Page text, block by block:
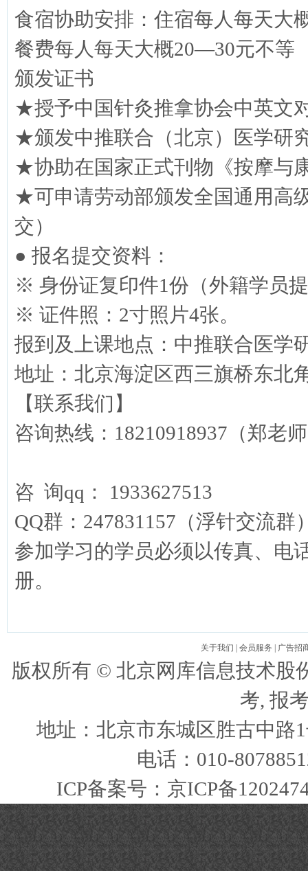
食宿协助安排：住宿每人每天大
餐费每人每天大概20—30元不等
颁发证书
★授予中国针灸推拿协会中英文
★颁发中推联合（北京）医学研
★协助在国家正式刊物《按摩与
★可申请劳动部颁发全国通用高
交）
● 报名提交资料：
※ 身份证复印件1份（外籍学员
※ 证件照：2寸照片4张。
报到及上课地点：中推联合医学
地址：北京海淀区西三旗桥东北
【联系我们】
咨询热线：18210918937（郑老
咨 询qq： 1933627513
QQ群：247831157（浮针交流
参加学习的学员必须以传真、电
册。
关于我们 会员服务 广告招
版权所有 © 北京网库信息技术股
考, 报
地址：北京市东城区胜古中
电话：010-
ICP备案号： 京ICP备